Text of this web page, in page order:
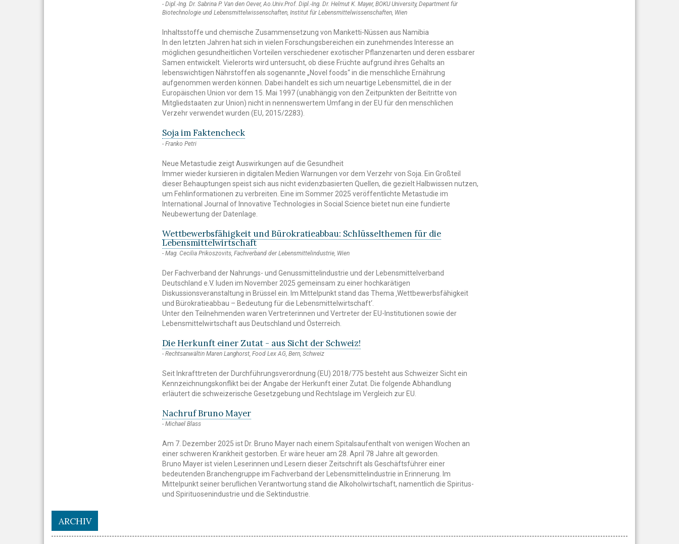
Dipl.-Ing. Dr. Sabrina P. Van den Oever, Ao.Univ.Prof. Dipl.-Ing. Dr. Helmut K. Mayer, BOKU University, Department für
Biotechnologie und Lebensmittelwissenschaften, Institut für Lebensmittelwissenschaften, Wien
Inhaltsstoffe und chemische Zusammensetzung von Manketti-Nüssen aus Namibia
In den letzten Jahren hat sich in vielen Forschungsbereichen ein zunehmendes Interesse an
möglichen gesundheitlichen Vorteilen verschiedener exotischer Pflanzenarten und deren essbarer
Samen entwickelt. Vielerorts wird untersucht, ob diese Früchte aufgrund ihres Gehalts an
lebenswichtigen Nährstoffen als sogenannte „Novel foods“ in die menschliche Ernährung
aufgenommen werden können. Dabei handelt es sich um neuartige Lebensmittel, die in der
Europäischen Union vor dem 15. Mai 1997 (unabhängig von den Zeitpunkten der Beitritte von
Mitgliedstaaten zur Union) nicht in nennenswertem Umfang in der EU für den menschlichen
Verzehr verwendet wurden (EU, 2015/2283).
Soja im Faktencheck
Franko Petri
Neue Metastudie zeigt Auswirkungen auf die Gesundheit
Immer wieder kursieren in digitalen Medien Warnungen vor dem Verzehr von Soja. Ein Großteil
dieser Behauptungen speist sich aus nicht evidenzbasierten Quellen, die gezielt Halbwissen nutzen,
um Fehlinformationen zu verbreiten. Eine im Sommer 2025 veröffentlichte Metastudie im
International Journal of Innovative Technologies in Social Science bietet nun eine fundierte
Neubewertung der Datenlage.
Wettbewerbsfähigkeit und Bürokratieabbau: Schlüsselthemen für die
Lebensmittelwirtschaft
Mag. Cecilia Prikoszovits, Fachverband der Lebensmittelindustrie, Wien
Der Fachverband der Nahrungs- und Genussmittelindustrie und der Lebensmittelverband
Deutschland e.V. luden im November 2025 gemeinsam zu einer hochkarätigen
Diskussionsveranstaltung in Brüssel ein. Im Mittelpunkt stand das Thema ‚Wettbewerbsfähigkeit
und Bürokratieabbau – Bedeutung für die Lebensmittelwirtschaft‘.
Unter den Teilnehmenden waren Vertreterinnen und Vertreter der EU-Institutionen sowie der
Lebensmittelwirtschaft aus Deutschland und Österreich.
Die Herkunft einer Zutat - aus Sicht der Schweiz!
Rechtsanwältin Maren Langhorst, Food Lex AG, Bern, Schweiz
Seit Inkrafttreten der Durchführungsverordnung (EU) 2018/775 besteht aus Schweizer Sicht ein
Kennzeichnungskonflikt bei der Angabe der Herkunft einer Zutat. Die folgende Abhandlung
erläutert die schweizerische Gesetzgebung und Rechtslage im Vergleich zur EU.
Nachruf Bruno Mayer
Michael Blass
Am 7. Dezember 2025 ist Dr. Bruno Mayer nach einem Spitalsaufenthalt von wenigen Wochen an
einer schweren Krankheit gestorben. Er wäre heuer am 28. April 78 Jahre alt geworden.
Bruno Mayer ist vielen Leserinnen und Lesern dieser Zeitschrift als Geschäftsführer einer
bedeutenden Branchengruppe im Fachverband der Lebensmittelindustrie in Erinnerung. Im
Mittelpunkt seiner beruﬂichen Verantwortung stand die Alkoholwirtschaft, namentlich die Spiritus-
und Spirituosenindustrie und die Sektindustrie.
ARCHIV